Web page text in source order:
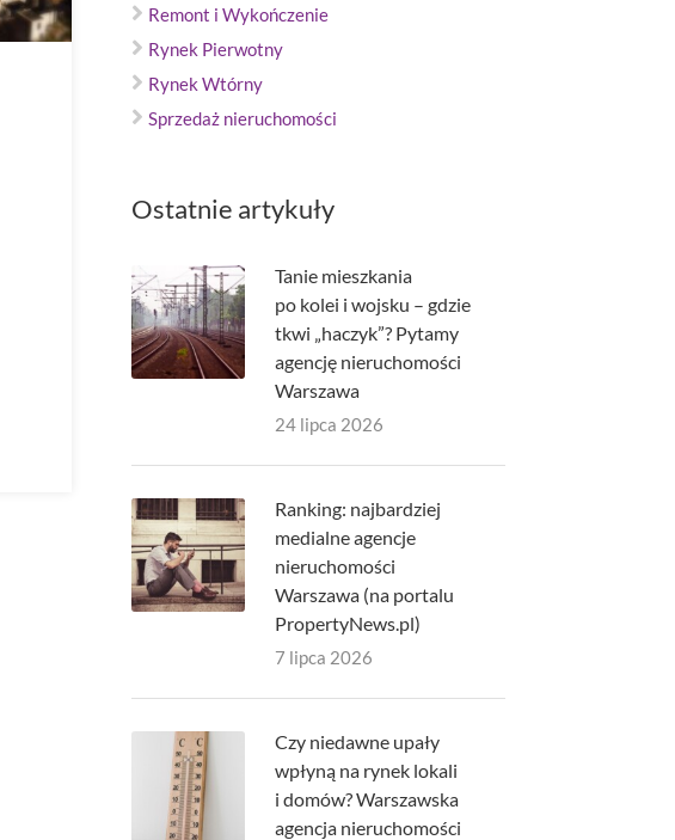
Remont i Wykończenie
Rynek Pierwotny
Rynek Wtórny
Sprzedaż nieruchomości
Ostatnie artykuły
Tanie mieszkania
po kolei i wojsku – gdzie
tkwi „haczyk”? Pytamy
agencję nieruchomości
Warszawa
24 lipca 2026
Ranking: najbardziej
medialne agencje
nieruchomości
Warszawa (na portalu
PropertyNews.pl)
7 lipca 2026
Czy niedawne upały
wpłyną na rynek lokali
i domów? Warszawska
agencja nieruchomości